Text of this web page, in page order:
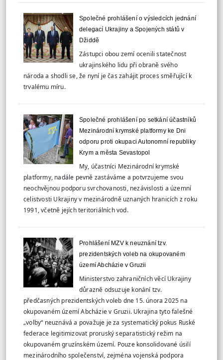
Společné prohlášení o výsledcích jednání
delegací Ukrajiny a Spojených států v
Džiddě
Zástupci obou zemí ocenili statečnost
ukrajinského lidu při obraně svého
národa a shodli se, že nyní je čas zahájit proces směřující k
trvalému míru.
Společné prohlášení po setkání účastníků
Mezinárodní krymské platformy ke Dni
odporu proti okupaci Autonomní republiky
Krym a města Sevastopol
My, účastníci Mezinárodní krymské
platformy, nadále pevně zastáváme a potvrzujeme svou
neochvějnou podporu svrchovanosti, nezávislosti a územní
celistvosti Ukrajiny v mezinárodně uznaných hranicích z roku
1991, včetně jejích teritoriálních vod.
Prohlášení MZV k neuznání tzv.
prezidentských voleb na okupovaném
území Abcházie v Gruzii
Ministerstvo zahraničních věcí Ukrajiny
důrazně odsuzuje konání tzv.
předčasných prezidentských voleb dne 15. února 2025 na
okupovaném území Abcházie v Gruzii. Ukrajina tyto falešné
„volby“ neuznává a považuje je za systematický pokus Ruské
federace legitimizovat proruský separatistický režim na
okupovaném gruzínském území. Pouze konsolidované úsilí
mezinárodního společenství, zejména vojenská podpora